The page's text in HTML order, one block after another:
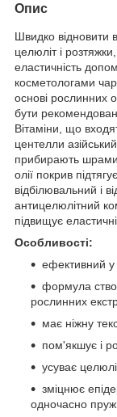
Опис
Швидко відновити
целюліт і
еластичність
косметологами
основі рослинних
бути
Вітаміни, що
центелли
прибирають
олії покрив
відбілювальний і
антицелюлітний
підвищує
Особливості:
ефективний у
формула
рослинних
має ніжну
пом'якшує і
усуває
зміцнює
одночасно